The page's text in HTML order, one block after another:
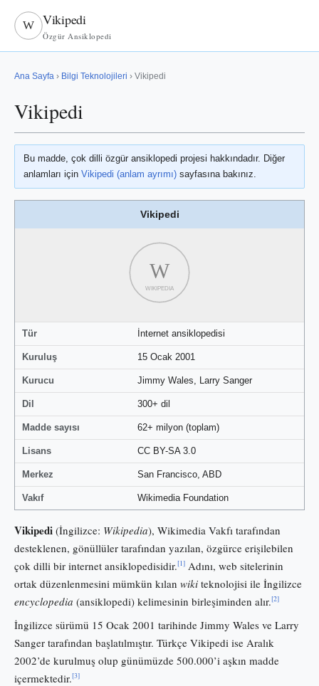
W Vikipedi
Özgür Ansiklopedi
Ana Sayfa › Bilgi Teknolojileri › Vikipedi
Vikipedi
Bu madde, çok dilli özgür ansiklopedi projesi hakkındadır. Diğer
anlamları için Vikipedi (anlam ayrımı) sayfasına bakınız.
Vikipedi
W
WIKIPEDIA
Tür İnternet ansiklopedisi
Kuruluş 15 Ocak 2001
Kurucu Jimmy Wales, Larry Sanger
Dil 300+ dil
Madde sayısı 62+ milyon (toplam)
Lisans CC BY-SA 3.0
Merkez San Francisco, ABD
Vakıf Wikimedia Foundation
Vikipedi (İngilizce: Wikipedia), Wikimedia Vakfı tarafından
desteklenen, gönüllüler tarafından yazılan, özgürce erişilebilen
çok dilli bir internet ansiklopedisidir.[1] Adını, web sitelerinin
ortak düzenlenmesini mümkün kılan wiki teknolojisi ile İngilizce
encyclopedia (ansiklopedi) kelimesinin birleşiminden alır.[2]
İngilizce sürümü 15 Ocak 2001 tarihinde Jimmy Wales ve Larry
Sanger tarafından başlatılmıştır. Türkçe Vikipedi ise Aralık
2002’de kurulmuş olup günümüzde 500.000’i aşkın madde
içermektedir.[3]